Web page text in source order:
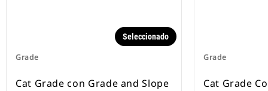
Grade
Seleccionado
Cat Grade con Grade and Slope
Grade
Cat Grade